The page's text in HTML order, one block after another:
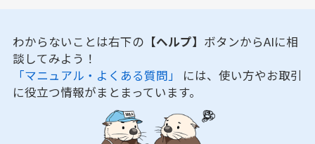
わからないことは右下の 【ヘルプ】 ボタンからAIに相
談してみよう！
「マニュアル・よくある質問」 には、使い方やお取引
に役立つ情報がまとまっています。